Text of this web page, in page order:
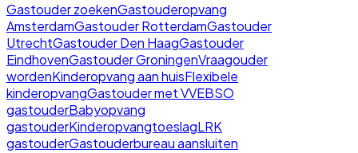
Gastouder zoekenGastouderopvang
AmsterdamGastouder RotterdamGastouder
UtrechtGastouder Den HaagGastouder
EindhovenGastouder GroningenVraagouder
wordenKinderopvang aan huisFlexibele
kinderopvangGastouder met VVEBSO
gastouderBabyopvang
gastouderKinderopvangtoeslagLRK
gastouderGastouderbureau aansluiten